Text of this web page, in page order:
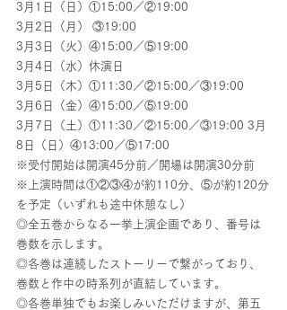
3月1日（日）①15:00／②19:00
3月2日（月） ③19:00
3月3日（火）④15:00／⑤19:00
3月4日（水）休演日
3月5日（木）①11:30／②15:00／③19:00
3月6日（金）④15:00／⑤19:00
3月7日（土）①11:30／②15:00／③19:00 3月
8日（日）④13:00／⑤17:00
※受付開始は開演45分前／開場は開演30分前
※上演時間は①②③④が約110分、⑤が約120分
を予定（いずれも途中休憩なし）
◎全五巻からなる一挙上演企画であり、番号は
巻数を示します。
◎各巻は連続したストーリーで繋がっており、
巻数と作中の時系列が直結しています。
◎各巻単独でもお楽しみいただけますが、第五